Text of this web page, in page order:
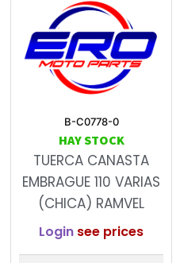
B-C0778-0
HAY STOCK
TUERCA CANASTA
EMBRAGUE 110 VARIAS
(CHICA) RAMVEL
Login see prices